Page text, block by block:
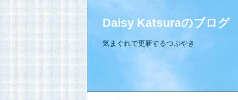
Daisy Katsuraのブログ
気まぐれで更新するつぶやき